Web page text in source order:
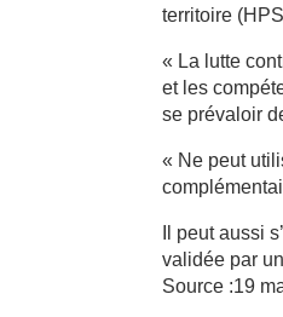
territoire
« La lutte
et les
se prévaloir
« Ne peut
Il peut aussi
validée par
Source :19